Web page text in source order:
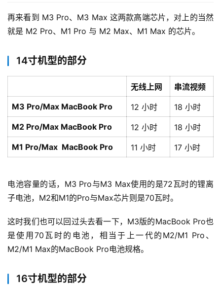
再来看到 M3 Pro、M3 Max 这两款高端芯片，对上的当然
就是 M2 Pro、M1 Pro 与 M2 Max、M1 Max 的芯片。
14寸机型的部分
无线上网
串流视频
M3 Pro/Max MacBook Pro
12 小时
18 小时
M2 Pro/Max MacBook Pro
12 小时
18 小时
M1 Pro/Max MacBook Pro
11 小时 17 小时
电池容量的话，M3 Pro与M3 Max使用的是72瓦时的锂离
子电池，M2和M1的Pro与Max芯片则是70瓦时。
这时我们也可以回过头去看一下，M3版的MacBook Pro也
是使用70瓦时的电池，相当于上一代的M2/M1 Pro、
M2/M1 Max的MacBook Pro电池规格。
16寸机型的部分